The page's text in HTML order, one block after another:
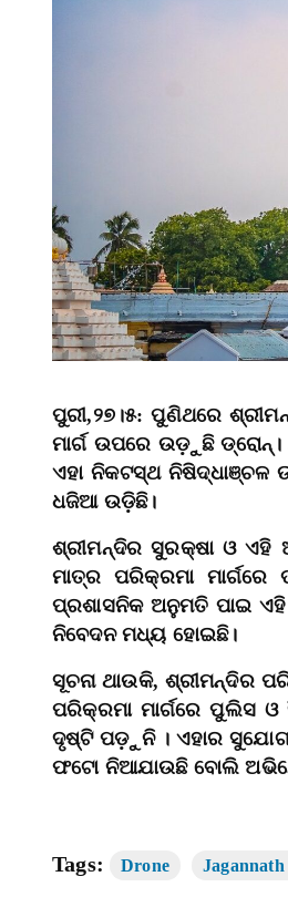
ପୁରୀ,୨୭।୫: ପୁଣିଥରେ
ମାର୍ଗ ଉପରେ ଉଡ଼ୁଛି ଡ୍ରୋନ୍।
ଏହା ନିକଟସ୍ଥ ନିଷିଦ୍ଧାଞ୍ଚଳ
ଧଜିଆ ଉଡ଼ିଛି।
ଶ୍ରୀମନ୍ଦିର ସୁରକ୍ଷା ଓ
ମାତ୍ର ପରିକ୍ରମା
ପ୍ରଶାସନିକ ଅନୁମତି ପାଇ ଏହି
ନିବେଦନ ମଧ୍ୟ ହୋଇଛି।
ସୂଚନା ଥାଉକି, ଶ୍ରୀମନ୍ଦିର
ପରିକ୍ରମା ମାର୍ଗରେ ପୁଲିସ ଓ
ଦୃଷ୍ଟି ପଡ଼ୁନି । ଏହାର
ଫଟୋ ନିଆଯାଉଛି ବୋଲି
Tags: Drone